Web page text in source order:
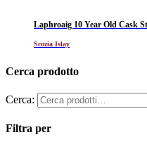
Laphroaig 10 Year Old Cask
Scozia Islay
Cerca prodotto
Cerca:
Filtra per